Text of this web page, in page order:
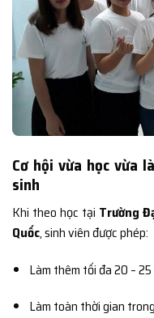
Cơ hội vừa học vừa
sinh
Khi theo học tại Trường
Quốc, sinh viên được phép:
Làm thêm tối đa 20 –
Làm toàn thời gian